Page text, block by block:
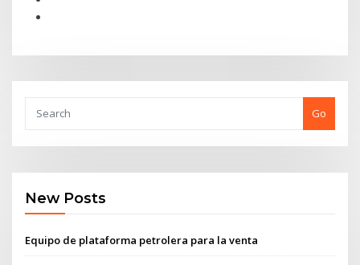
Go
New Posts
Equipo de plataforma petrolera para la venta